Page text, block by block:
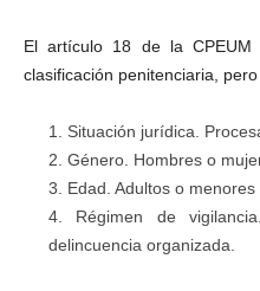
El artículo 18 de la CPEUM
clasificación penitenciaria,
Situación jurídica.
Género. Hombres o
Edad. Adultos o menores
Régimen de
delincuencia organizada.